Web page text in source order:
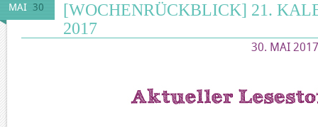
MAI 30
[WOCHENRÜCKBLICK] 21.
2017
30. MAI